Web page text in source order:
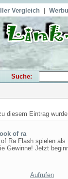
Vergleich
Suche:
diesem Eintrag
of ra
Ra Flash spielen
Gewinne! Jetzt
Aufrufen